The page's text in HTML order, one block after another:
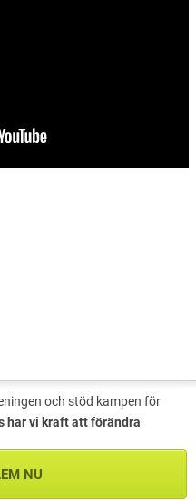
och stöd kampen för
har vi kraft att förändra
NU